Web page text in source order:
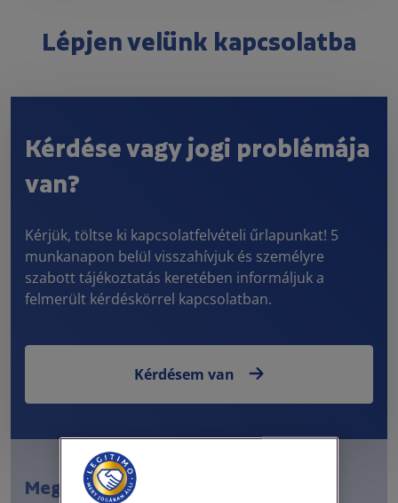
Lépjen velünk kapcsolatba
Kérdése vagy jogi problémája
van?
Kérjük, töltse ki kapcsolatfelvételi űrlapunkat! 5
munkanapon belül visszahívjuk és személyre
szabott tájékoztatás keretében informáljuk a
felmerült kérdéskörrel kapcsolatban.
Kérdésem van
Meglévő ügyfél?